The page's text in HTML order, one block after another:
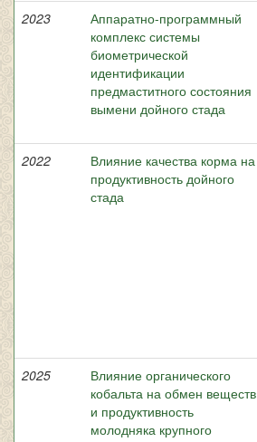
2023
Аппаратно-программный
комплекс системы
биометрической
идентификации
предмаститного состояния
вымени дойного стада
2022
Влияние качества корма на
продуктивность дойного
стада
2025
Влияние органического
кобальта на обмен веществ
и продуктивность
молодняка крупного